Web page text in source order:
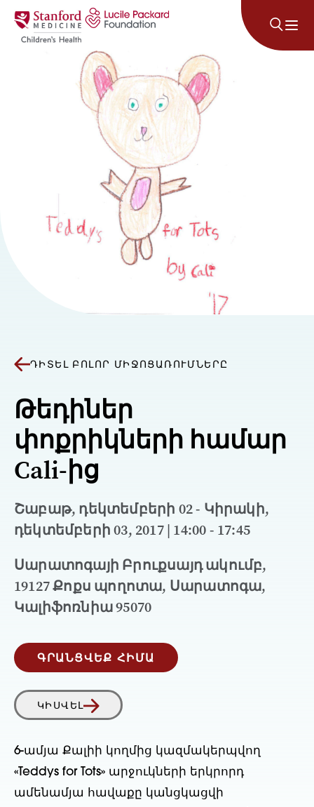
Անցնել բովանդակությանը
ԴԻՏԵԼ ԲՈԼՈՐ ՄԻՋՈՑԱՌՈՒՄՆԵՐԸ
Թեդիներ
փոքրիկների համար
Cali-ից
Շաբաթ, դեկտեմբերի 02 - Կիրակի,
դեկտեմբերի 03, 2017 | 14:00 - 17:45
Սարատոգայի Բրուքսայդ ակումբ,
19127 Քոքս պողոտա, Սարատոգա,
Կալիֆոռնիա 95070
ԳՐԱՆՑՎԵՔ ՀԻՄԱ
ԿԻՍՎԵԼ
6-ամյա Քալիի կողմից կազմակերպվող
«Teddys for Tots» արջուկների երկրորդ
ամենամյա հավաքը կանցկացվի